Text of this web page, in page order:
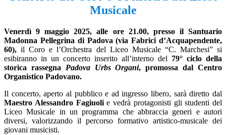
Musicale
Venerdì 9 maggio 2025, alle ore 21.00, presso il Santuario
Madonna Pellegrina di Padova (via Fabrici d’Acquapendente,
60), il Coro e l’Orchestra del Liceo Musicale “C. Marchesi” si
esibiranno in un concerto inserito all’interno del 79° ciclo della
storica rassegna Padova Urbs Organi, promossa dal Centro
Organistico Padovano.
Il concerto, aperto al pubblico e ad ingresso libero, sarà diretto dal
Maestro Alessandro Fagiuolie vedrà protagonisti gli studenti del
Liceo Musicale in un programma che abbraccia generi e autori
diversi, valorizzando il percorso formativo artistico-musicale dei
giovani musicisti.